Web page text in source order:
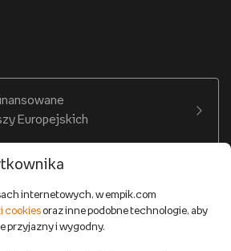
zakupy w aplikacji. Pobierz i
zniżkowych.Dowiedz się więcej
Europejskich
internetowych, w empik.com
cookiesoraz inne podobne technologie, aby
przyjazny i wygodny.